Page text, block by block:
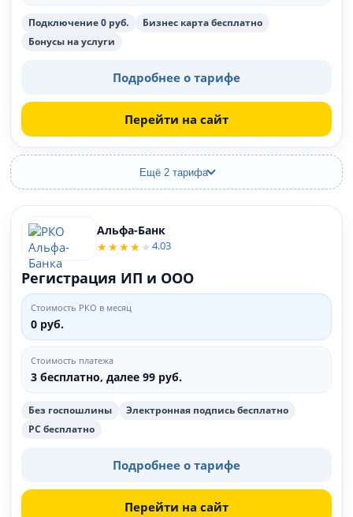
Подключение 0 руб.
Бизнес карта бесплатно
Бонусы на услуги
Подробнее о тарифе
Перейти на сайт
Ещё 2 тарифа
Альфа-Банк
4.03
Регистрация ИП и ООО
Стоимость РКО в месяц
0 руб.
Стоимость платежа
3 бесплатно, далее 99 руб.
Без госпошлины
Электронная подпись бесплатно
РС бесплатно
Подробнее о тарифе
Перейти на сайт